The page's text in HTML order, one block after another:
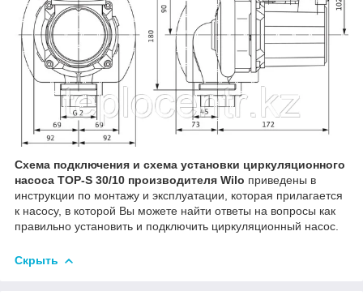
Схема подключения и схема установки циркуляционного
насоса TOP-S 30/10 производителя Wilo приведены в
инструкции по монтажу и эксплуатации, которая прилагается
к насосу, в которой Вы можете найти ответы на вопросы как
правильно установить и подключить циркуляционный насос.
Скрыть